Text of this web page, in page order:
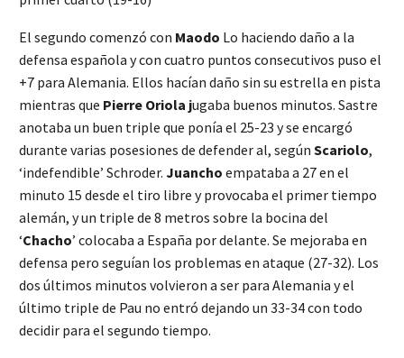
El segundo comenzó con Maodo Lo haciendo daño a la
defensa española y con cuatro puntos consecutivos puso el
+7 para Alemania. Ellos hacían daño sin su estrella en pista
mientras que Pierre Oriola jugaba buenos minutos. Sastre
anotaba un buen triple que ponía el 25-23 y se encargó
durante varias posesiones de defender al, según Scariolo,
‘indefendible’ Schroder. Juancho empataba a 27 en el
minuto 15 desde el tiro libre y provocaba el primer tiempo
alemán, y un triple de 8 metros sobre la bocina del
‘Chacho’ colocaba a España por delante. Se mejoraba en
defensa pero seguían los problemas en ataque (27-32). Los
dos últimos minutos volvieron a ser para Alemania y el
último triple de Pau no entró dejando un 33-34 con todo
decidir para el segundo tiempo.